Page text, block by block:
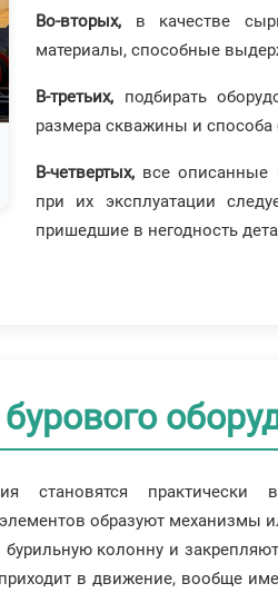
Во-вторых, в качестве
материалы, способные
В-третьих, подбирать
размера скважины и способа
В-четвертых, все описанные
при их эксплуатации
пришедшие в негодность
становятся практически
образуют механизмы
колонну и
в движение, вообще